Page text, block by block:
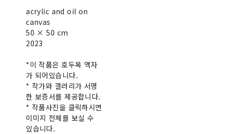
acrylic and oil on
canvas
50 × 50 cm
2023
*이 작품은 호두목 액자
가 되어있습니다.
* 작가와 갤러리가 서명
한 보증서를 제공합니다.
* 작품사진을 클릭하시면
이미지 전체를 보실 수
있습니다.